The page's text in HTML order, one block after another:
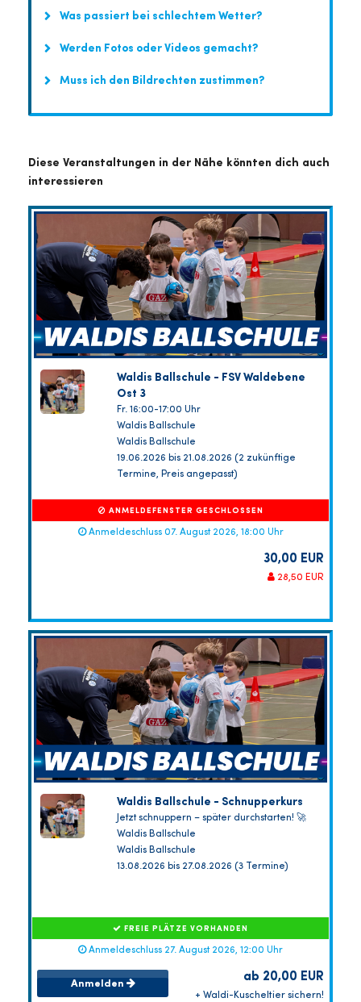
Was passiert bei schlechtem Wetter?
Werden Fotos oder Videos gemacht?
Muss ich den Bildrechten zustimmen?
Diese Veranstaltungen in der Nähe könnten dich auch
interessieren
Waldis Ballschule - FSV Waldebene
Ost 3
Fr. 16:00-17:00 Uhr
Waldis Ballschule
Waldis Ballschule
19.06.2026 bis 21.08.2026 (2 zukünftige
Termine, Preis angepasst)
ANMELDEFENSTER GESCHLOSSEN
Anmeldeschluss 07. August 2026, 18:00 Uhr
30,00 EUR
28,50 EUR
Waldis Ballschule - Schnupperkurs
Jetzt schnuppern – später durchstarten! 🚀
Waldis Ballschule
Waldis Ballschule
13.08.2026 bis 27.08.2026 (3 Termine)
FREIE PLÄTZE VORHANDEN
Anmeldeschluss 27. August 2026, 12:00 Uhr
Anmelden ab 20,00 EUR
+ Waldi-Kuscheltier sichern!